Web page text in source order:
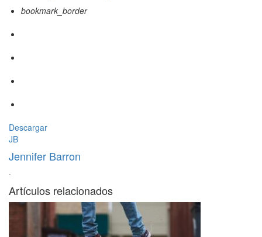
bookmark_border
Descargar
JB
Jennifer Barron
·
Artículos relacionados